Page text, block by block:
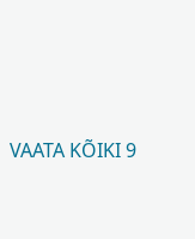
VAATA KÕIKI 9